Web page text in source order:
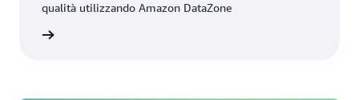
qualità utilizzando Amazon DataZone